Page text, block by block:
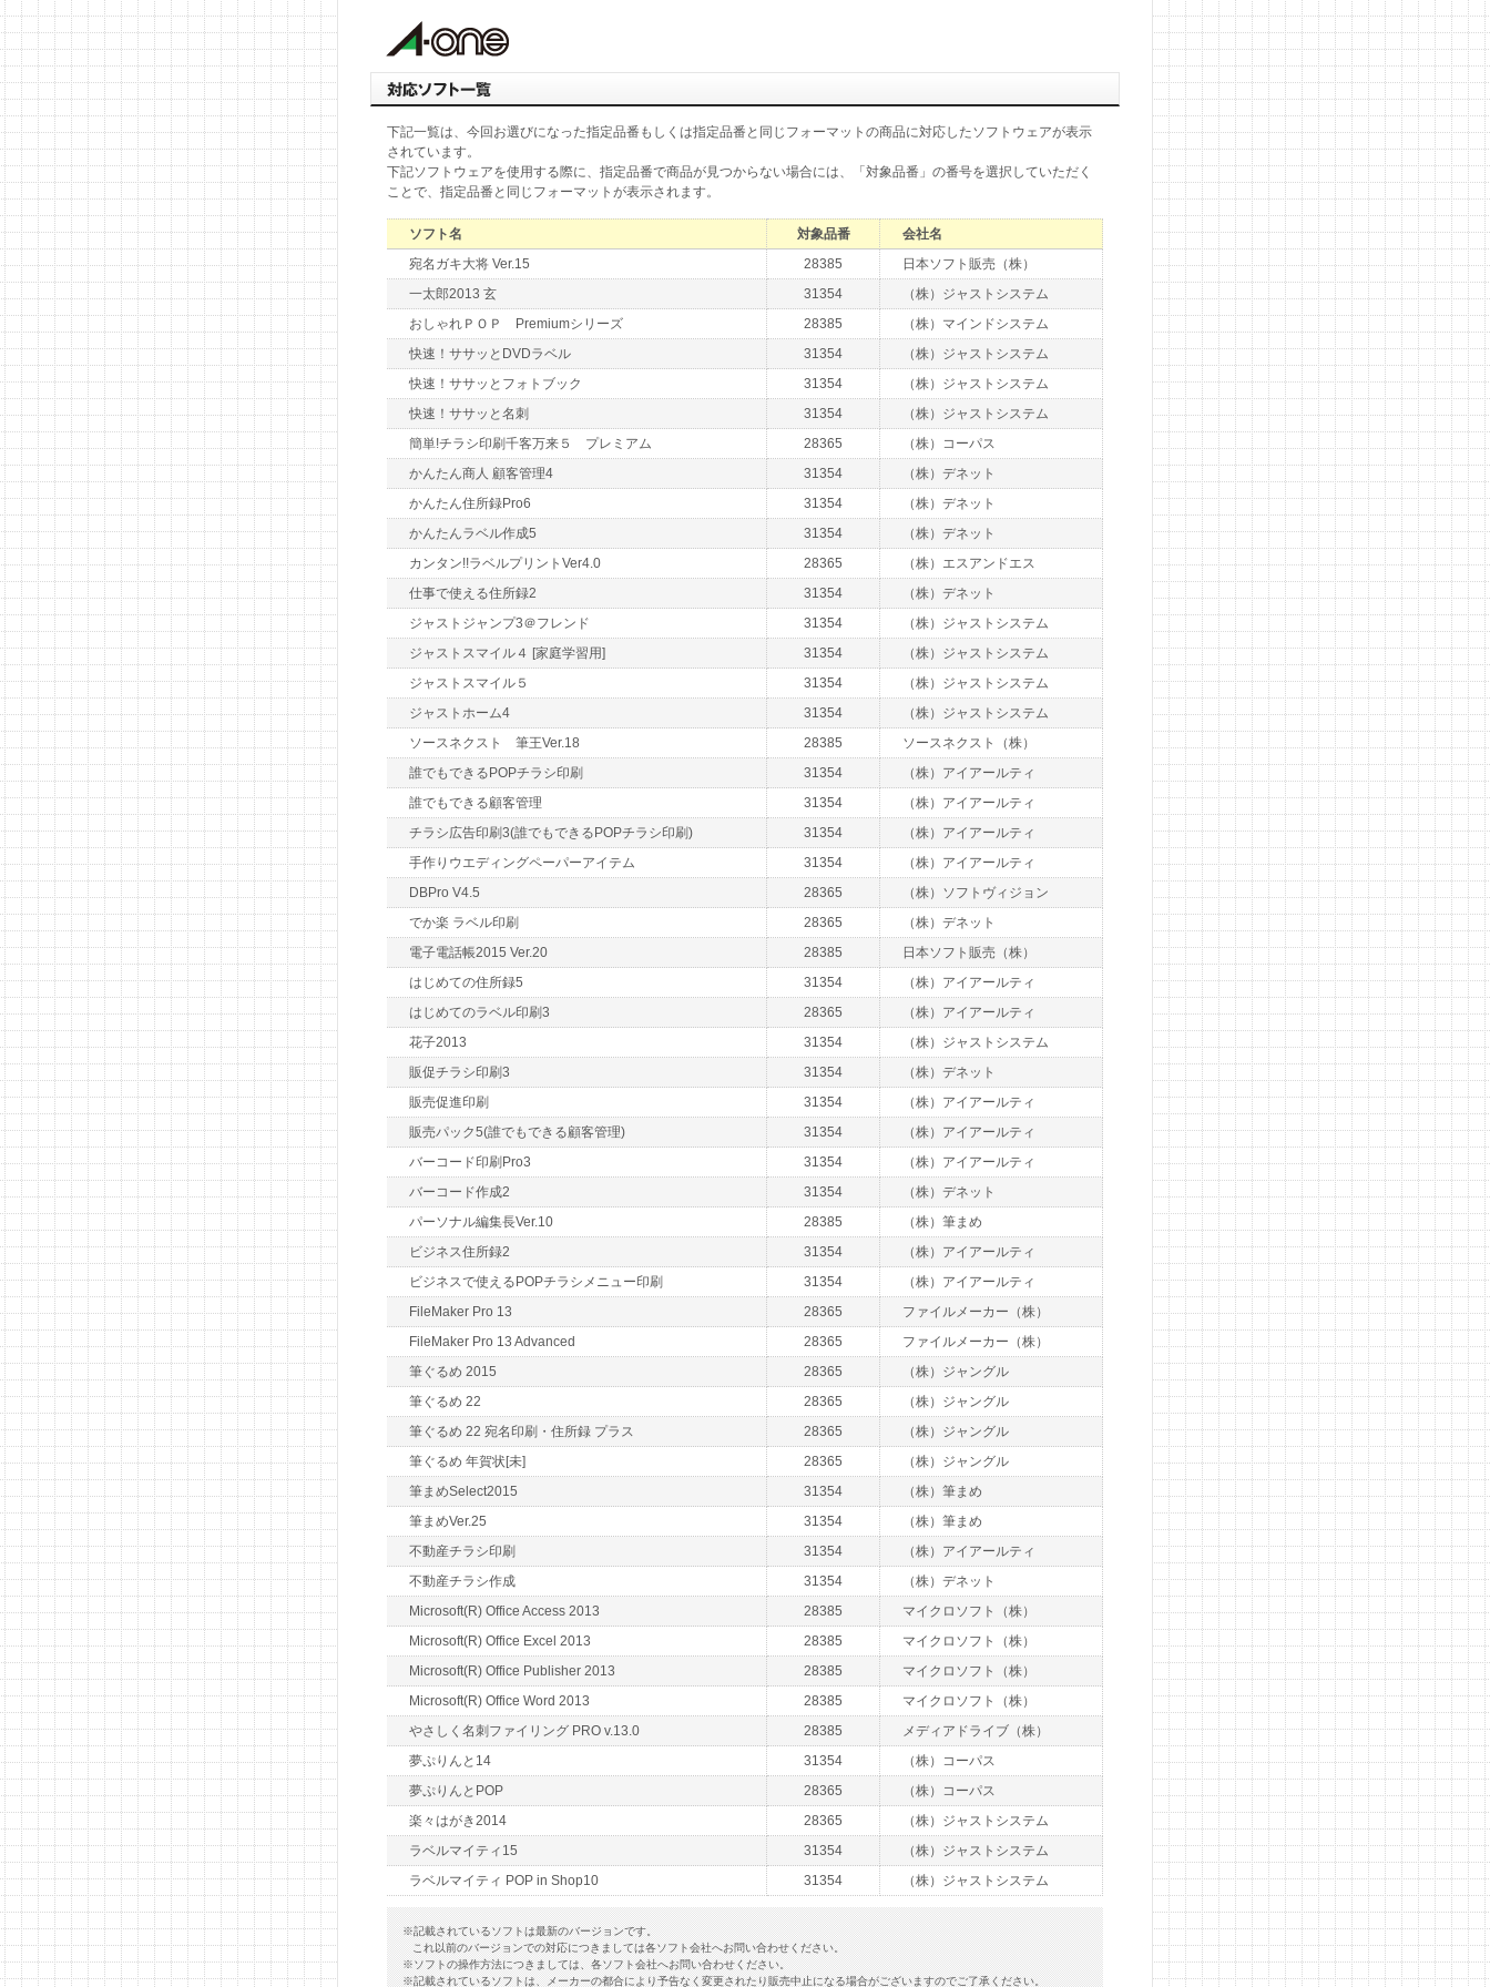
下記一覧は、今回お選びになった指定品番もしくは指定品番と同じフォーマットの商品に対応したソフトウェアが表示
されています。
下記ソフトウェアを使用する際に、指定品番で商品が見つからない場合には、「対象品番」の番号を選択していただく
ことで、指定品番と同じフォーマットが表示されます。
ソフト名 対象品番
会社名
宛名ガキ大将 Ver.15
28385
日本ソフト販売（株）
一太郎2013 玄
31354
（株）ジャストシステム
おしゃれＰＯＰ Premiumシリーズ
28385
（株）マインドシステム
快速！ササッとDVDラベル
31354
（株）ジャストシステム
快速！ササッとフォトブック
31354
（株）ジャストシステム
快速！ササッと名刺
31354
（株）ジャストシステム
簡単!チラシ印刷千客万来５ プレミアム
28365
（株）コーパス
かんたん商人 顧客管理4
31354
（株）デネット
かんたん住所録Pro6
31354
（株）デネット
かんたんラベル作成5
31354
（株）デネット
カンタン!!ラベルプリントVer4.0
28365
（株）エスアンドエス
仕事で使える住所録2
31354
（株）デネット
ジャストジャンプ3＠フレンド
31354
（株）ジャストシステム
ジャストスマイル４ [家庭学習用]
31354
（株）ジャストシステム
ジャストスマイル５
31354
（株）ジャストシステム
ジャストホーム4
31354
（株）ジャストシステム
ソースネクスト 筆王Ver.18
28385
ソースネクスト（株）
誰でもできるPOPチラシ印刷
31354
（株）アイアールティ
誰でもできる顧客管理
31354
（株）アイアールティ
チラシ広告印刷3(誰でもできるPOPチラシ印刷)
31354
（株）アイアールティ
手作りウエディングペーパーアイテム
31354
（株）アイアールティ
DBPro V4.5
28365
（株）ソフトヴィジョン
でか楽 ラベル印刷
28365
（株）デネット
電子電話帳2015 Ver.20
28385
日本ソフト販売（株）
はじめての住所録5
31354
（株）アイアールティ
はじめてのラベル印刷3
28365
（株）アイアールティ
花子2013
31354
（株）ジャストシステム
販促チラシ印刷3
31354
（株）デネット
販売促進印刷
31354
（株）アイアールティ
販売パック5(誰でもできる顧客管理)
31354
（株）アイアールティ
バーコード印刷Pro3
31354
（株）アイアールティ
バーコード作成2
31354
（株）デネット
パーソナル編集長Ver.10
28385
（株）筆まめ
ビジネス住所録2
31354
（株）アイアールティ
ビジネスで使えるPOPチラシメニュー印刷
31354
（株）アイアールティ
FileMaker Pro 13
28365
ファイルメーカー（株）
FileMaker Pro 13 Advanced
28365
ファイルメーカー（株）
筆ぐるめ 2015
28365
（株）ジャングル
筆ぐるめ 22
28365
（株）ジャングル
筆ぐるめ 22 宛名印刷・住所録 プラス
28365
（株）ジャングル
筆ぐるめ 年賀状[未]
28365
（株）ジャングル
筆まめSelect2015
31354
（株）筆まめ
筆まめVer.25
31354
（株）筆まめ
不動産チラシ印刷
31354
（株）アイアールティ
不動産チラシ作成
31354
（株）デネット
Microsoft(R) Office Access 2013
28385
マイクロソフト（株）
Microsoft(R) Office Excel 2013
28385
マイクロソフト（株）
Microsoft(R) Office Publisher 2013
28385
マイクロソフト（株）
Microsoft(R) Office Word 2013
28385
マイクロソフト（株）
やさしく名刺ファイリング PRO v.13.0
28385
メディアドライブ（株）
夢ぷりんと14
31354
（株）コーパス
夢ぷりんとPOP
28365
（株）コーパス
楽々はがき2014
28365
（株）ジャストシステム
ラベルマイティ15
31354
（株）ジャストシステム
ラベルマイティ POP in Shop10
31354 （株）ジャストシステム
※記載されているソフトは最新のバージョンです。
これ以前のバージョンでの対応につきましては各ソフト会社へお問い合わせください。
※ソフトの操作方法につきましては、各ソフト会社へお問い合わせください。
※記載されているソフトは、メーカーの都合により予告なく変更されたり販売中止になる場合がございますのでご了承ください。